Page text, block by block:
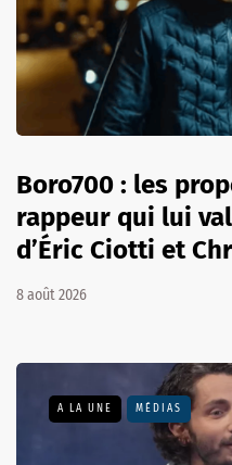
Boro700 : les
rappeur qui lui
d’Éric Ciotti et
8 août 2026
A LA UNE MÉDIAS